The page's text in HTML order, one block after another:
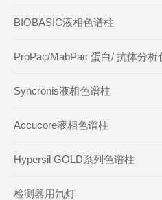
BIOBASIC液相色谱柱
Syncronis液相色谱柱
Accucore液相色谱柱
Hypersil GOLD系列色谱柱
检测器用氘灯